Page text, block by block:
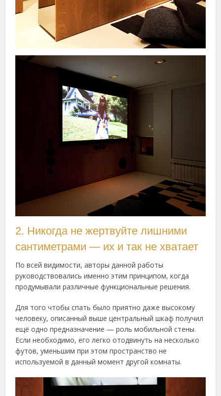
2. Никогда не жертвуйте лишними
сантиметрами — их и так не хватает
По всей видимости, авторы данной работы
руководствовались именно этим принципом, когда
продумывали различные функциональные решения.
Для того чтобы спать было приятно даже высокому
человеку, описанный выше центральный шкаф получил
ещё одно предназначение — роль мобильной стены.
Если необходимо, его легко отодвинуть на несколько
футов, уменьшим при этом пространство не
используемой в данный момент другой комнаты.